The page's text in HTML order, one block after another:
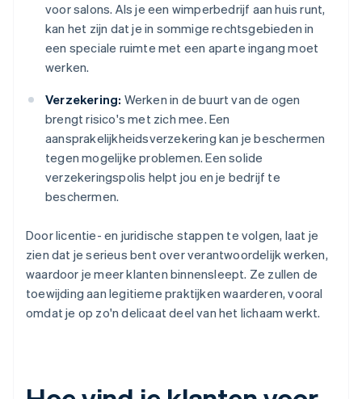
voor salons. Als je een wimperbedrijf aan huis runt,
kan het zijn dat je in sommige rechtsgebieden in
een speciale ruimte met een aparte ingang moet
werken.
Verzekering: Werken in de buurt van de ogen
brengt risico's met zich mee. Een
aansprakelijkheidsverzekering kan je beschermen
tegen mogelijke problemen. Een solide
verzekeringspolis helpt jou en je bedrijf te
beschermen.
Door licentie- en juridische stappen te volgen, laat je
zien dat je serieus bent over verantwoordelijk werken,
waardoor je meer klanten binnensleept. Ze zullen de
toewijding aan legitieme praktijken waarderen, vooral
omdat je op zo'n delicaat deel van het lichaam werkt.